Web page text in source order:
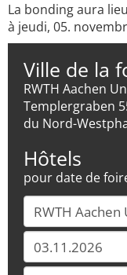
La bonding aura
à jeudi, 05.
Ville de la
RWTH Aachen
Templergraben
du Nord-
Hôtels
pour date de